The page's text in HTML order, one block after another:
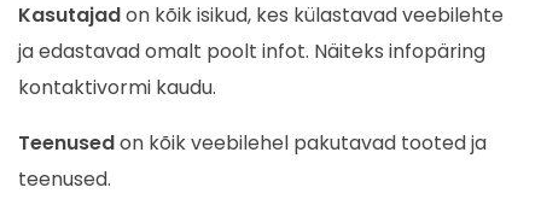
Kasutajadon kõik isikud, kes külastavad veebilehte
ja edastavad omalt poolt infot. Näiteks infopäring
kontaktivormi kaudu.
Teenusedon kõik veebilehel pakutavad tooted ja
teenused.